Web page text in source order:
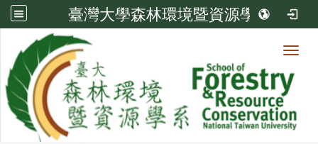
臺灣大學森林環境暨資源學系
系所成員
系所成員